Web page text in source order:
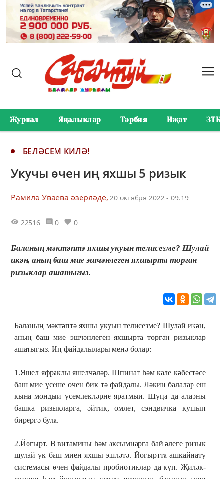
Журнал Яңалыклар Тәрбия Иҗат ЗТК
БЕЛӘСЕМ КИЛӘ!
Укучы өчен иң яхшы 5 ризык
Рамилә Уваева әзерләде, 20 октября 2022 - 09:19
22516 0 0
Баланың мәктәптә яхшы укуын телисезме? Шулай
икән, аның баш мие эшчәнлеген яхшырта торган
ризыклар ашатыгыз.
Баланың мәктәптә яхшы укуын телисезме? Шулай икән,
аның баш мие эшчәнлеген яхшырта торган ризыклар
ашатыгыз. Иң файдалылары менә болар:
1.Яшел яфраклы яшелчәләр. Шпинат һәм кале кәбестәсе
баш мие үсеше өчен бик тә файдалы. Ләкин балалар еш
кына мондый үсемлекләрне яратмый. Шуңа да аларны
башка ризыкларга, әйтик, омлет, сэндвичка кушып
бирергә була.
2.Йогырт. В витамины һәм аксымнарга бай әлеге ризык
шулай ук баш миен яхшы эшләтә. Йогыртта ашкайнату
системасы өчен файдалы пробиотиклар да күп. Җиләк-